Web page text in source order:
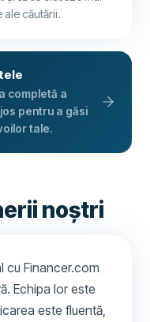
ale căutării.
completă a
pentru a găsi
tale.
noștri
cu Financer.com
Echipa lor este
este fluentă,